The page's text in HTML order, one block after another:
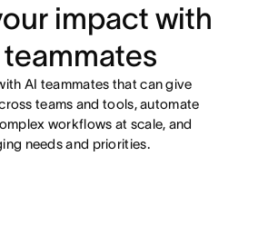
impact with
AI teammates that can give
teams and tools, automate
workflows at scale, and
needs and priorities.